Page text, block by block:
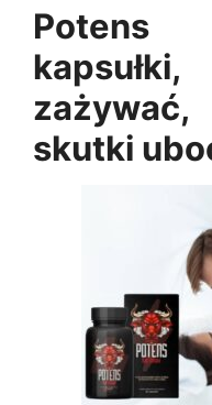
skutki